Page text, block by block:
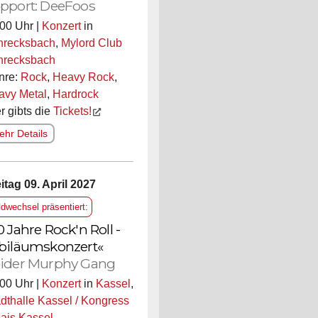
DeeFoos
Uhr | Konzertin
, Mylord Club
Rock, Heavy Rock,
Metal , Hardrock
gibts die Tickets!
Details
09. April 2027
präsentiert:
Jahre Rock'n Roll -
Murphy Gang
Uhr | Konzertin Kassel ,
Kassel / Kongress